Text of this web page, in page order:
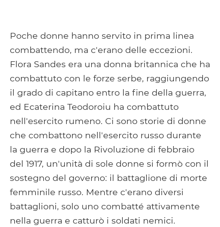
Poche donne hanno servito in prima linea
combattendo, ma c'erano delle eccezioni.
Flora Sandes era una donna britannica che ha
combattuto con le forze serbe, raggiungendo
il grado di capitano entro la fine della guerra,
ed Ecaterina Teodoroiu ha combattuto
nell'esercito rumeno. Ci sono storie di donne
che combattono nell'esercito russo durante
la guerra e dopo la Rivoluzione di febbraio
del 1917, un'unità di sole donne si formò con il
sostegno del governo: il battaglione di morte
femminile russo. Mentre c'erano diversi
battaglioni, solo uno combatté attivamente
nella guerra e catturò i soldati nemici.